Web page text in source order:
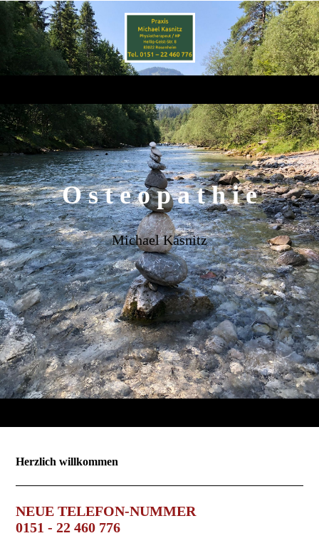
O s t e o p a t h i e
Michael Kasnitz
Herzlich willkommen
NEUE TELEFON-NUMMER
0151 - 22 460 776